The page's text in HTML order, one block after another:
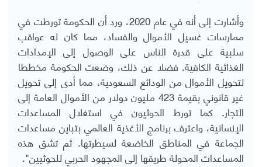
وأشارت إلى أنه في عام 2020، ورد أن الحكومة تورطت في
ممارسات غسيل الأموال والفساد، مما كان له عواقب
سلبية على قدرة الناس على الوصول إلى الإمدادات
الغذائية الكافية. فضلا عن ذلك، وضعت الحكومة مخططا
لتحويل الأموال من الودائع السعودية، مما أدى إلى تحويل
غير قانوني بقيمة 423 مليون دولار من الأموال العامة إلى
التجار. كما تورط الحوثيون في استغلال المساعدات
الإنسانية، واعترف برنامج الأغذية العالمي بتباين مساعدات
الجماعة في المناطق الخاضعة لسيطرتها. ثم تشق هذه
المساعدات المحولة طريقها إلى المجهود الحربي للحوثيين".